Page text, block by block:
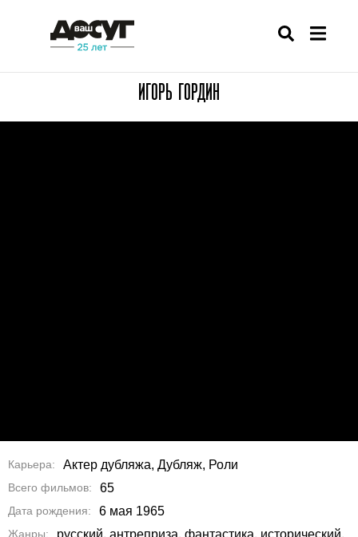
ИГОРЬ ГОРДИН
Карьера Актер дубляжа, Дубляж, Роли
Всего фильмов 65
Дата рождения 6 мая 1965
Жанры
русский, антреприза, фантастика, исторический,